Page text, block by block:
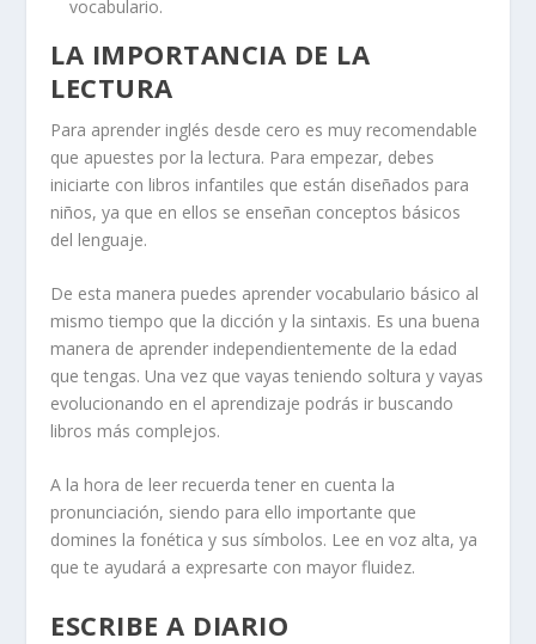
vocabulario.
LA IMPORTANCIA DE LA
LECTURA
Para aprender inglés desde cero es muy recomendable
que apuestes por la lectura. Para empezar, debes
iniciarte con libros infantiles que están diseñados para
niños, ya que en ellos se enseñan conceptos básicos
del lenguaje.
De esta manera puedes aprender vocabulario básico al
mismo tiempo que la dicción y la sintaxis. Es una buena
manera de aprender independientemente de la edad
que tengas. Una vez que vayas teniendo soltura y vayas
evolucionando en el aprendizaje podrás ir buscando
libros más complejos.
A la hora de leer recuerda tener en cuenta la
pronunciación, siendo para ello importante que
domines la fonética y sus símbolos. Lee en voz alta, ya
que te ayudará a expresarte con mayor fluidez.
ESCRIBE A DIARIO